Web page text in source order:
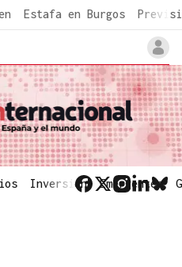
Estafa en Burgos
Inversión Emergentes